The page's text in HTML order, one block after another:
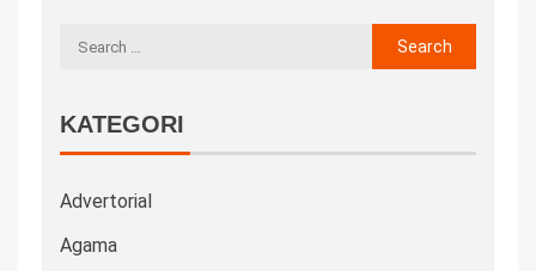
KATEGORI
Advertorial
Agama